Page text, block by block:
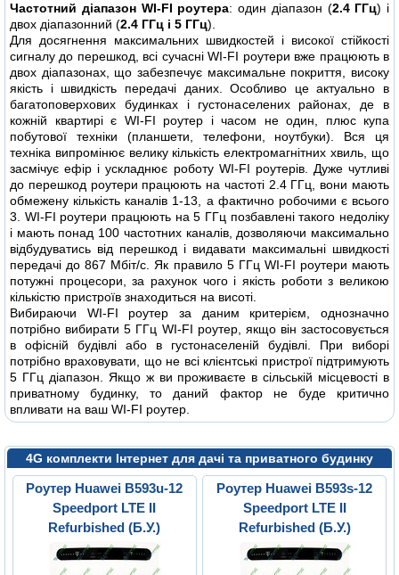
Частотний діапазон WI-FI роутера: один діапазон (2.4 ГГц) і
двох діапазонний (2.4 ГГц і 5 ГГц).
Для досягнення максимальних швидкостей і високої стійкості
сигналу до перешкод, всі сучасні WI-FI роутери вже працюють в
двох діапазонах, що забезпечує максимальне покриття, високу
якість і швидкість передачі даних. Особливо це актуально в
багатоповерхових будинках і густонаселених районах, де в
кожній квартирі є WI-FI роутер і часом не один, плюс купа
побутової техніки (планшети, телефони, ноутбуки). Вся ця
техніка випромінює велику кількість електромагнітних хвиль, що
засмічує ефір і ускладнює роботу WI-FI роутерів. Дуже чутливі
до перешкод роутери працюють на частоті 2.4 ГГц, вони мають
обмежену кількість каналів 1-13, а фактично робочими є всього
3. WI-FI роутери працюють на 5 ГГц позбавлені такого недоліку
і мають понад 100 частотних каналів, дозволяючи максимально
відбудуватись від перешкод і видавати максимальні швидкості
передачі до 867 Мбіт/с. Як правило 5 ГГц WI-FI роутери мають
потужні процесори, за рахунок чого і якість роботи з великою
кількістю пристроїв знаходиться на висоті.
Вибираючи WI-FI роутер за даним критерієм, однозначно
потрібно вибирати 5 ГГц WI-FI роутер, якщо він застосовується
в офісній будівлі або в густонаселеній будівлі. При виборі
потрібно враховувати, що не всі клієнтські пристрої підтримують
5 ГГц діапазон. Якщо ж ви проживаєте в сільській місцевості в
приватному будинку, то даний фактор не буде критично
впливати на ваш WI-FI роутер.
4G комплекти Інтернет для дачі та приватного будинку
Роутер Huawei B593u-12
Speedport LTE II
Refurbished (Б.У.)
Роутер Huawei B593s-12
Speedport LTE II
Refurbished (Б.У.)